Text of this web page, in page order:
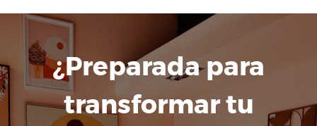
¿Preparada para
transformar tu